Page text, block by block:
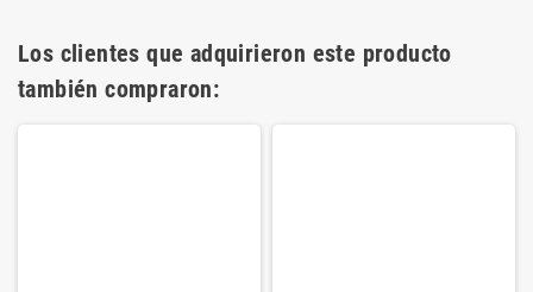
Los clientes que adquirieron este producto
también compraron: